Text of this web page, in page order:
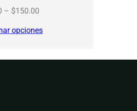
– $150.00Price
$120.00
opciones